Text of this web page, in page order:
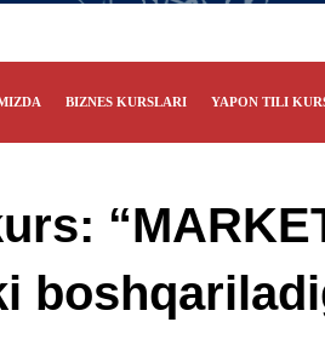
BIZNES KURSLARI YAPON TILI